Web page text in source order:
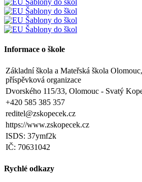
Informace o škole
Základní škola a Mateřská škola
příspěvková organizace
Dvorského 115/33, Olomouc - Svatý
+420 585 385 357
reditel@zskopecek.cz
https://www.zskopecek.cz
ISDS: 37ymf2k
IČ: 70631042
Rychlé odkazy